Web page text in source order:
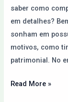
saber como
em detalhes?
sonham em
motivos, como
patrimonial. No
Read More »